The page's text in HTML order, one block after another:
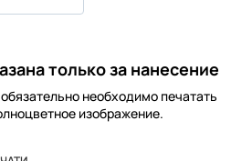
только за нанесение
необходимо печатать
изображение.